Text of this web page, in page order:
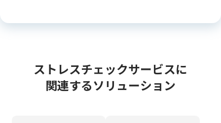
ストレスチェックサービスに
関連するソリューション